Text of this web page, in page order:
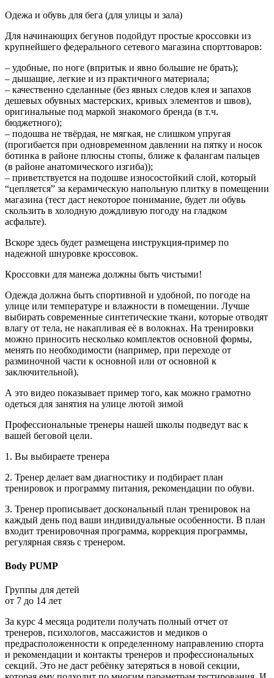
Одежа и обувь для бега (для улицы и зала)
Для начинающих бегунов подойдут простые кроссовки из
крупнейшего федерального сетевого магазина спорттоваров:
– удобные, по ноге (впритык и явно большие не брать);
– дышащие, легкие и из практичного материала;
– качественно сделанные (без явных следов клея и запахов
дешевых обувных мастерских, кривых элементов и швов),
оригинальные под маркой знакомого бренда (в т.ч.
бюджетного);
– подошва не твёрдая, не мягкая, не слишком упругая
(прогибается при одновременном давлении на пятку и носок
ботинка в районе плюсны стопы, ближе к фалангам пальцев
(в районе анатомического изгиба));
– приветствуется на подошве износостойкий слой, который
“цепляется” за керамическую напольную плитку в помещении
магазина (тест даст некоторое понимание, будет ли обувь
скользить в холодную дождливую погоду на гладком
асфальте).
Вскоре здесь будет размещена инструкция-пример по
надежной шнуровке кроссовок.
Кроссовки для манежа должны быть чистыми!
Одежда должна быть спортивной и удобной, по погоде на
улице или температуре и влажности в помещении. Лучше
выбирать современные синтетические ткани, которые отводят
влагу от тела, не накапливая её в волокнах. На тренировки
можно приносить несколько комплектов основной формы,
менять по необходимости (например, при переходе от
разминочной части к основной или от основной к
заключительной).
А это видео показывает пример того, как можно грамотно
одеться для занятия на улице лютой зимой
Профессиональные тренеры нашей школы подведут вас к
вашей беговой цели.
1. Вы выбираете тренера
2. Тренер делает вам диагностику и подбирает план
тренировок и программу питания, рекомендации по обуви.
3. Тренер прописывает доскональный план тренировок на
каждый день под ваши индивидуальные особенности. В план
входит тренировочная программа, коррекция программы,
регулярная связь с тренером.
Body PUMP
Группы для детей
от 7 до 14 лет
За курс 4 месяца родители получать полный отчет от
тренеров, психологов, массажистов и медиков о
предрасположенности к определенному направлению спорта
и рекомендации и контакты тренеров и профессиональных
секций. Это не даст ребёнку затеряться в новой секции,